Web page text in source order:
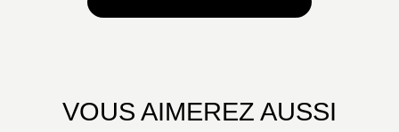
VOUS AIMEREZ AUSSI